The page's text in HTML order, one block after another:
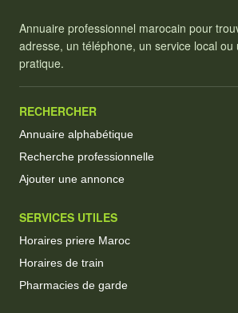
Annuaire professionnel marocain pour
adresse, un téléphone, un service local ou
pratique.
RECHERCHER
Annuaire alphabétique
Recherche professionnelle
Ajouter une annonce
SERVICES UTILES
Horaires priere Maroc
Horaires de train
Pharmacies de garde